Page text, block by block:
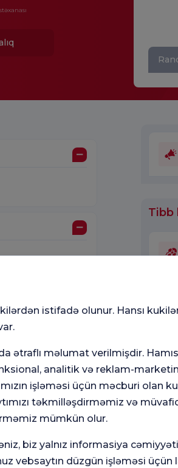
Tibb
istifadə olunur. Hansı
ətraflı məlumat verilmişdir.
analitik və reklam-
işləməsi üçün məcburi olan
təkmilləşdirməmiz və
mümkün olur.
biz yalnız informasiya
vebsaytın düzgün işləməsi üçün